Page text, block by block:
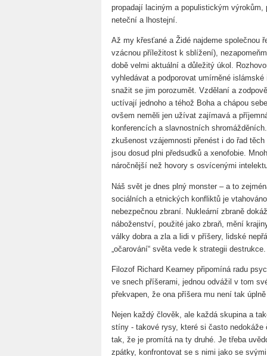
propadají laciným a populistickým
neteční a lhostejní.
Až my křesťané a Židé najdeme společnou
vzácnou příležitost k sblížení),
době velmi aktuální a důležitý úkol.
vyhledávat a podporovat umírněné
snažit se jim porozumět. Vzdělaní a
uctívají jednoho a téhož Boha a chápou
ovšem neměli jen užívat zajímavá a
konferencích a slavnostních
zkušenost vzájemnosti přenést i do řad
jsou dosud plni předsudků a xenofobie.
náročnější než hovory s osvícenými
Náš svět je dnes plný monster – a to
sociálních a etnických konfliktů je
nebezpečnou zbraní. Nukleární zbraně
náboženství, použité jako zbraň, mění
války dobra a zla a lidi v příšery, lidské
„očarování“ světa vede k strategii destrukce.
Filozof Richard Kearney připomíná radu
ve snech příšerami, jednou odvážil v tom
překvapen, že ona příšera mu není tak
Nejen každý člověk, ale každá skupina a
stíny - takové rysy, které si často
tak, že je promítá na ty druhé. Je třeba
zpátky, konfrontovat se s nimi jako se